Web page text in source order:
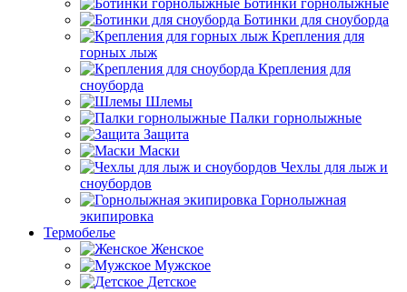
Ботинки горнолыжные
Ботинки для сноуборда
Крепления для
горных лыж
Крепления для
сноуборда
Шлемы
Палки горнолыжные
Защита
Маски
Чехлы для лыж и
сноубордов
Горнолыжная
экипировка
Термобелье
Женское
Мужское
Детское